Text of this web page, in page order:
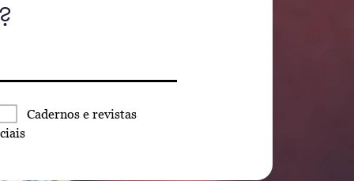
Cadernos e revistas